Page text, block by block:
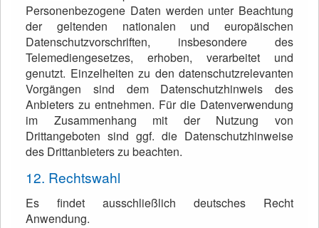
Personenbezogene Daten werden unter Beachtung
der geltenden nationalen und europäischen
Datenschutzvorschriften, insbesondere des
Telemediengesetzes, erhoben, verarbeitet und
genutzt. Einzelheiten zu den datenschutzrelevanten
Vorgängen sind dem Datenschutzhinweis des
Anbieters zu entnehmen. Für die Datenverwendung
im Zusammenhang mit der Nutzung von
Drittangeboten sind ggf. die Datenschutzhinweise
des Drittanbieters zu beachten.
12. Rechtswahl
Es findet ausschließlich deutsches Recht
Anwendung.